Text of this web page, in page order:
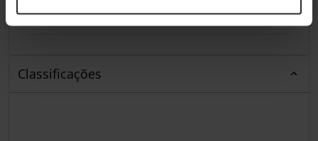
Bico difusor Sim
Classificações